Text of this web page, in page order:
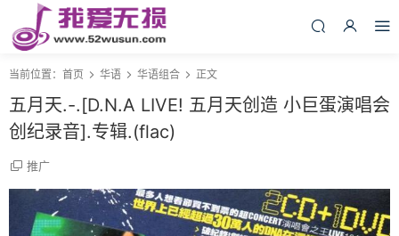
当前位置： 首页 华语 华语组合 正文
五月天.-.[D.N.A LIVE! 五月天创造 小巨蛋演唱会
创纪录音].专辑.(flac)
推广